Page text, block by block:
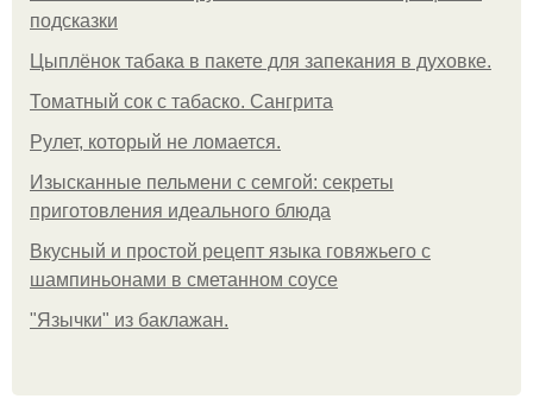
подсказки
Цыплёнок табака в пакете для запекания в духовке.
Томатный сок с табаско. Сангрита
Рулет, который не ломается.
Изысканные пельмени с семгой: секреты
приготовления идеального блюда
Вкусный и простой рецепт языка говяжьего с
шампиньонами в сметанном соусе
"Язычки" из баклажан.